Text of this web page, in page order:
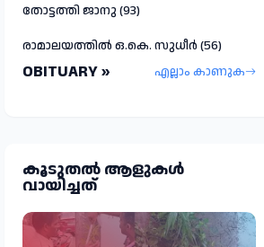
തോട്ടത്തി ജാനു (93)
രാമാലയത്തിൽ ഒ.കെ. സുധീർ (56)
OBITUARY » എല്ലാം കാണുക
കൂടുതല്‍ ആളുകള്‍
വായിച്ചത്